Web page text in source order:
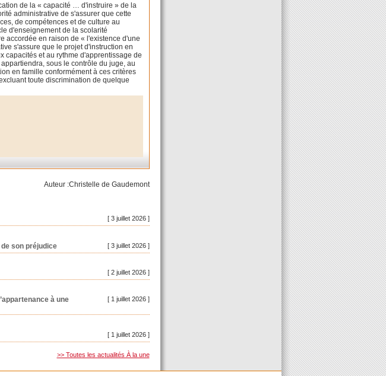
de la « capacité … d'instruire » de la
administrative de s'assurer que cette
de compétences et de culture au
d'enseignement de la scolarité
accordée en raison de « l'existence d'une
s'assure que le projet d'instruction en
capacités et au rythme d'apprentissage de
sous le contrôle du juge, au
en famille conformément à ces critères
toute discrimination de quelque
Auteur :Christelle de Gaudemont
[ 3 juillet 2026 ]
[ 3 juillet 2026 ]
son préjudice
[ 2 juillet 2026 ]
[ 1 juillet 2026 ]
à une
[ 1 juillet 2026 ]
>> Toutes les actualités À la une